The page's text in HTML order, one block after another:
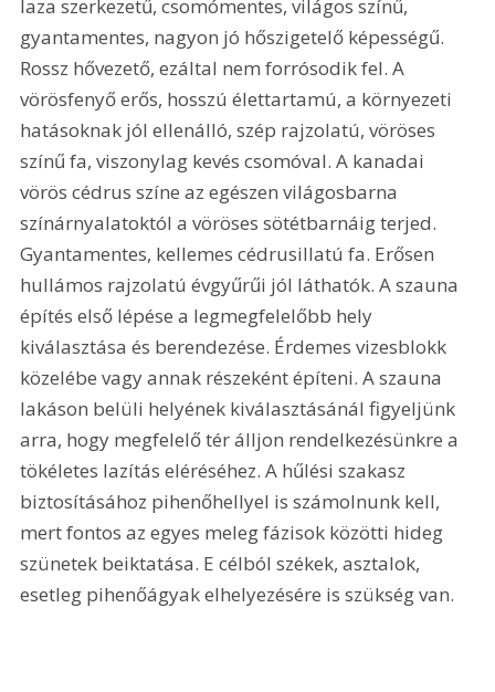
laza szerkezetű, csomómentes, világos színű,
gyantamentes, nagyon jó hőszigetelő képességű.
Rossz hővezető, ezáltal nem forrósodik fel. A
vörösfenyő erős, hosszú élettartamú, a környezeti
hatásoknak jól ellenálló, szép rajzolatú, vöröses
színű fa, viszonylag kevés csomóval. A kanadai
vörös cédrus színe az egészen világosbarna
színárnyalatoktól a vöröses sötétbarnáig terjed.
Gyantamentes, kellemes cédrusillatú fa. Erősen
hullámos rajzolatú évgyűrűi jól láthatók. A szauna
építés első lépése a legmegfelelőbb hely
kiválasztása és berendezése. Érdemes vizesblokk
közelébe vagy annak részeként építeni. A szauna
lakáson belüli helyének kiválasztásánál figyeljünk
arra, hogy megfelelő tér álljon rendelkezésünkre a
tökéletes lazítás eléréséhez. A hűlési szakasz
biztosításához pihenőhellyel is számolnunk kell,
mert fontos az egyes meleg fázisok közötti hideg
szünetek beiktatása. E célból székek, asztalok,
esetleg pihenőágyak elhelyezésére is szükség van.